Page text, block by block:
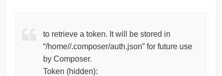
to retrieve a token. It will be stored in
“/home//.composer/auth.json” for future use
by Composer.
Token (hidden):